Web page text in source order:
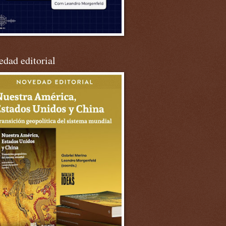
editorial